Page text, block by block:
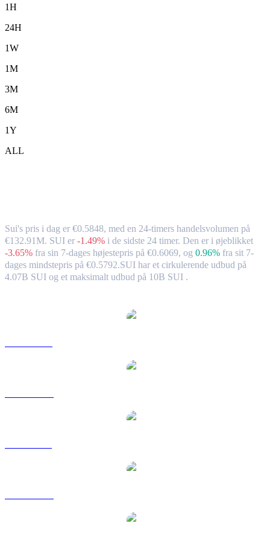
1H
24H
1W
1M
3M
6M
1Y
ALL
Sui's pris i dag er €0.5848, med en 24-timers handelsvolumen på
€132.91M. SUI er -1.49% i de sidste 24 timer. Den er i øjeblikket
-3.65% fra sin 7-dages højestepris på €0.6069, og 0.96% fra sit 7-
dages mindstepris på €0.5792.SUI har et cirkulerende udbud på
4.07B SUI og et maksimalt udbud på 10B SUI .